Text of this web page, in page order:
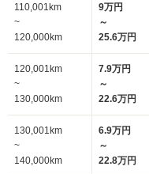
110,001km
~
120,000km
9万円
～
25.6万円
120,001km
~
130,000km
7.9万円
～
22.6万円
130,001km
~
140,000km
6.9万円
～
22.8万円